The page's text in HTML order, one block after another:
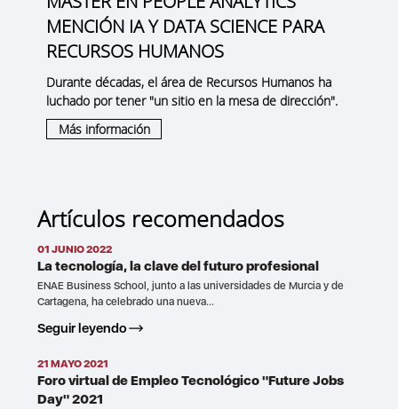
MENCIÓN IA Y DATA SCIENCE PARA
RECURSOS HUMANOS
Durante décadas, el área de Recursos Humanos ha
luchado por tener "un sitio en la mesa de dirección".
Más información
Artículos recomendados
01 JUNIO 2022
La tecnología, la clave del futuro profesional
ENAE Business School, junto a las universidades de Murcia y de
Cartagena, ha celebrado una nueva...
Seguir leyendo
21 MAYO 2021
Foro virtual de Empleo Tecnológico "Future Jobs
Day" 2021